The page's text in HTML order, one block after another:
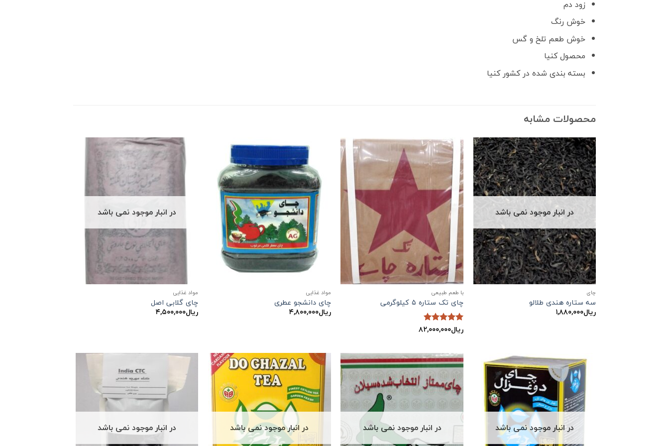
زود دم
خوش رنگ
خوش طعم تلخ و گس
محصول کنیا
بسته بندی شده در کشور کنیا
محصولات مشابه
در انبار موجود نمی باشد
چاي
سه ستاره هندی طلالو
ریال۱,۸۸۰,۰۰۰
با طعم طبیعی
چای تک ستاره ۵ کیلوگرمی
نمره5از
ریال۸۲,۰۰۰,۰۰۰
مواد غذایی
چای دانشجو عطری
ریال۴,۸۰۰,۰۰۰
در انبار موجود نمی باشد
مواد غذایی
چای گلابی اصل
ریال۴,۵۰۰,۰۰۰
در انبار موجود نمی باشد در انبار موجود نمی باشد در انبار موجود نمی باشد در انبار موجود نمی باشد